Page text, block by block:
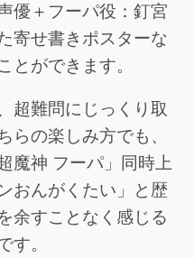
優＋フーパ役：釘宮
寄せ書きポスターな
とができます。
超難問にじっくり取
らの楽しみ方でも、
魔神 フーパ」同時上
おんがくたい」と歴
余すことなく感じる
す。